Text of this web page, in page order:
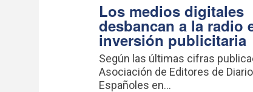
Los medios digitales
desbancan a la radio
inversión publicitaria
Según las últimas cifras
Asociación de Editores de
Españoles en...